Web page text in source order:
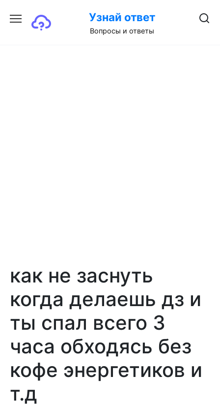
содержанию
Узнай ответ
Вопросы и ответы
как не заснуть
когда делаешь дз и
ты спал всего 3
часа обходясь без
кофе энергетиков и
т.д